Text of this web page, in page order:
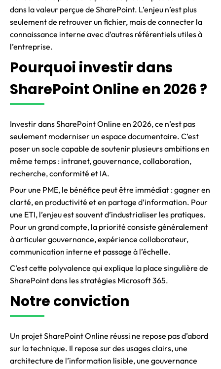
dans la valeur perçue de SharePoint. L’enjeu n’est plus
seulement de retrouver un fichier, mais de connecter la
connaissance interne avec d’autres référentiels utiles à
l’entreprise.
Pourquoi investir dans
SharePoint Online en 2026 ?
Investir dans SharePoint Online en 2026, ce n’est pas
seulement moderniser un espace documentaire. C’est
poser un socle capable de soutenir plusieurs ambitions en
même temps : intranet, gouvernance, collaboration,
recherche, conformité et IA.
Pour une PME, le bénéfice peut être immédiat : gagner en
clarté, en productivité et en partage d’information. Pour
une ETI, l’enjeu est souvent d’industrialiser les pratiques.
Pour un grand compte, la priorité consiste généralement
à articuler gouvernance, expérience collaborateur,
communication interne et passage à l’échelle.
C’est cette polyvalence qui explique la place singulière de
SharePoint dans les stratégies Microsoft 365.
Notre conviction
Un projet SharePoint Online réussi ne repose pas d’abord
sur la technique. Il repose sur des usages clairs, une
architecture de l’information lisible, une gouvernance